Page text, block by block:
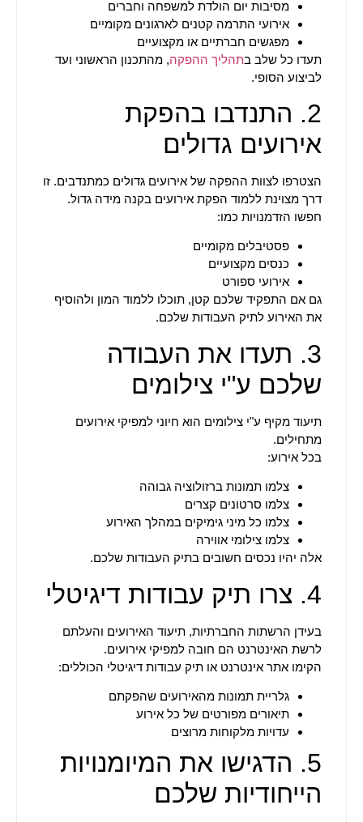
מסיבות יום הולדת למשפחה וחברים
אירועי התרמה קטנים לארגונים מקומיים
מפגשים חברתיים או מקצועיים
תעדו כל שלב בתהליך ההפקה, מהתכנון הראשוני ועד
לביצוע הסופי.
2. התנדבו בהפקת
אירועים גדולים
הצטרפו לצוות ההפקה של אירועים גדולים כמתנדבים. זו
דרך מצוינת ללמוד הפקת אירועים בקנה מידה גדול.
חפשו הזדמנויות כמו:
פסטיבלים מקומיים
כנסים מקצועיים
אירועי ספורט
גם אם התפקיד שלכם קטן, תוכלו ללמוד המון ולהוסיף
את האירוע לתיק העבודות שלכם.
3. תעדו את העבודה
שלכם ע"י צילומים
תיעוד מקיף ע"י צילומים הוא חיוני למפיקי אירועים
מתחילים.
בכל אירוע:
צלמו תמונות ברזולוציה גבוהה
צלמו סרטונים קצרים
צלמו כל מיני גימיקים במהלך האירוע
צלמו צילומי אווירה
אלה יהיו נכסים חשובים בתיק העבודות שלכם.
4. צרו תיק עבודות דיגיטלי
בעידן הרשתות החברתיות, תיעוד האירועים והעלתם
לרשת האינטרנט הם חובה למפיקי אירועים.
הקימו אתר אינטרנט או תיק עבודות דיגיטלי הכוללים:
גלריית תמונות מהאירועים שהפקתם
תיאורים מפורטים של כל אירוע
עדויות מלקוחות מרוצים
5. הדגישו את המיומנויות
הייחודיות שלכם